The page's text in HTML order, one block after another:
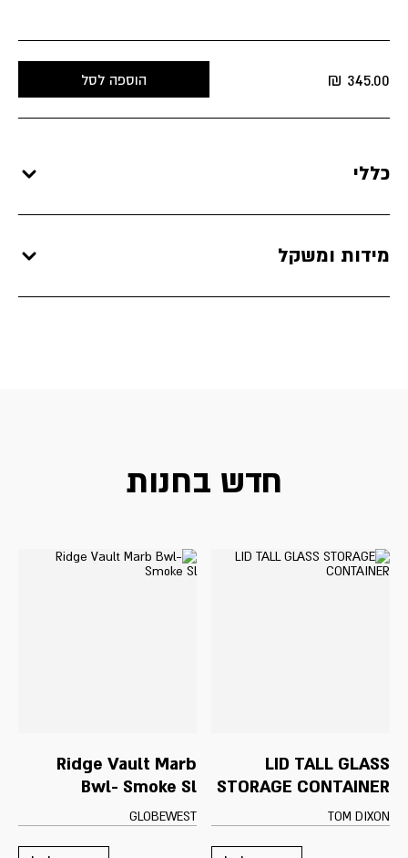
הוספה לסל 345.00
₪
כללי
מידות ומשקל
חדש בחנות
LID TALL GLASS
STORAGE CONTAINER
TOM DIXON
Ridge Vault Marb
Bwl- Smoke Sl
GLOBEWEST